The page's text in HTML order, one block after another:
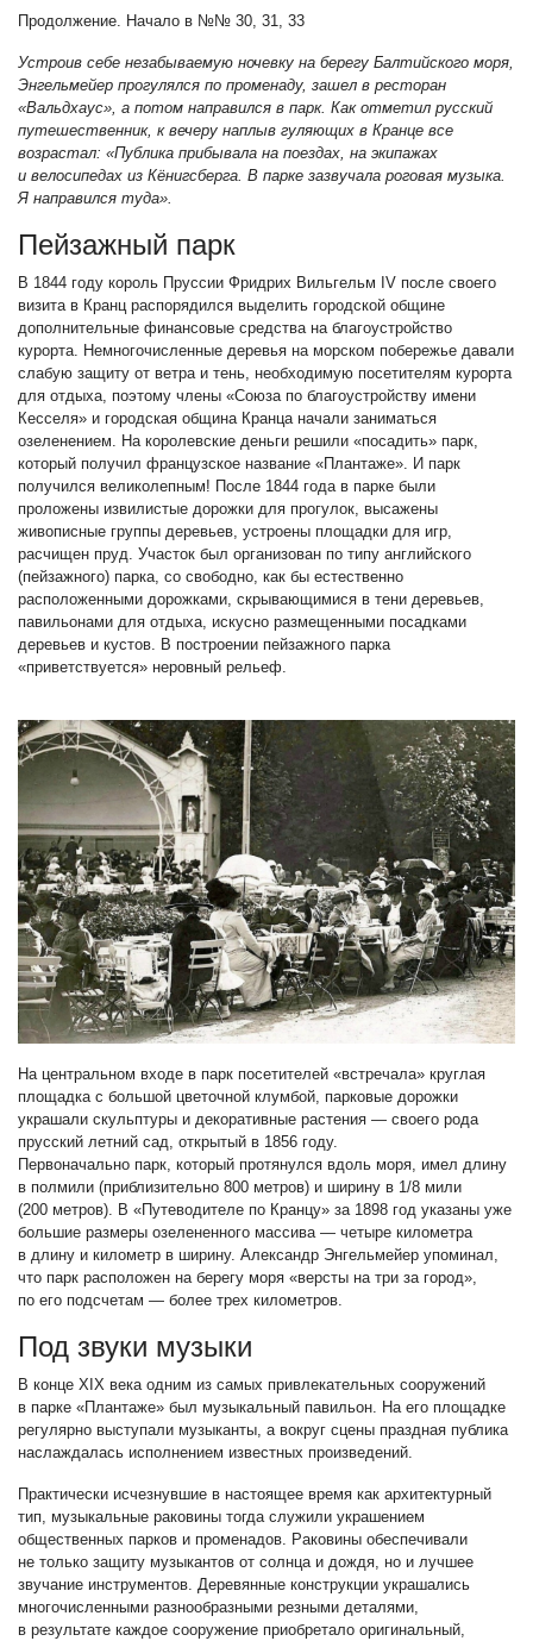
Продолжение. Начало в №№ 30 31 33
Устроив себе незабываемую ночевку на берегу Балтийского моря,
Энгельмейер прогулялся по променаду, зашел в ресторан
«Вальдхаус», а потом направился в парк. Как отметил русский
путешественник, к вечеру наплыв гуляющих в Кранце все
возрастал: «Публика прибывала на поездах, на экипажах
и велосипедах из Кёнигсберга. В парке зазвучала роговая музыка.
Я направился туда».
Пейзажный парк
В 1844 году король Пруссии Фридрих Вильгельм IV после своего
визита в Кранц распорядился выделить городской общине
дополнительные финансовые средства на благоустройство
курорта. Немногочисленные деревья на морском побережье давали
слабую защиту от ветра и тень, необходимую посетителям курорта
для отдыха, поэтому члены «Союза по благоустройству имени
Кесселя» и городская община Кранца начали заниматься
озеленением. На королевские деньги решили «посадить» парк,
который получил французское название «Плантаже». И парк
получился великолепным! После 1844 года в парке были
проложены извилистые дорожки для прогулок, высажены
живописные группы деревьев, устроены площадки для игр,
расчищен пруд. Участок был организован по типу английского
(пейзажного) парка, со свободно, как бы естественно
расположенными дорожками, скрывающимися в тени деревьев,
павильонами для отдыха, искусно размещенными посадками
деревьев и кустов. В построении пейзажного парка
«приветствуется» неровный рельеф.
На центральном входе в парк посетителей «встречала» круглая
площадка с большой цветочной клумбой, парковые дорожки
украшали скульптуры и декоративные растения — своего рода
прусский летний сад, открытый в 1856 году.
Первоначально парк, который протянулся вдоль моря, имел длину
в полмили (приблизительно 800 метров) и ширину в 1/8 мили
(200 метров). В «Путеводителе по Кранцу» за 1898 год указаны уже
большие размеры озелененного массива — четыре километра
в длину и километр в ширину. Александр Энгельмейер упоминал,
что парк расположен на берегу моря «версты на три за город»,
по его подсчетам — более трех километров.
Под звуки музыки
В конце XIX века одним из самых привлекательных сооружений
в парке «Плантаже» был музыкальный павильон. На его площадке
регулярно выступали музыканты, а вокруг сцены праздная публика
наслаждалась исполнением известных произведений.
Практически исчезнувшие в настоящее время как архитектурный
тип, музыкальные раковины тогда служили украшением
общественных парков и променадов. Раковины обеспечивали
не только защиту музыкантов от солнца и дождя, но и лучшее
звучание инструментов. Деревянные конструкции украшались
многочисленными разнообразными резными деталями,
в результате каждое сооружение приобретало оригинальный,